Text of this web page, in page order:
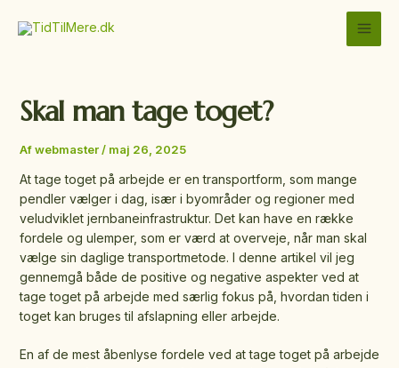
Skal man tage toget?
Afwebmaster / maj 26, 2025
At tage toget på arbejde er en transportform, som mange
pendler vælger i dag, især i byområder og regioner med
veludviklet jernbaneinfrastruktur. Det kan have en række
fordele og ulemper, som er værd at overveje, når man skal
vælge sin daglige transportmetode. I denne artikel vil jeg
gennemgå både de positive og negative aspekter ved at
tage toget på arbejde med særlig fokus på, hvordan tiden i
toget kan bruges til afslapning eller arbejde.
En af de mest åbenlyse fordele ved at tage toget på arbejde